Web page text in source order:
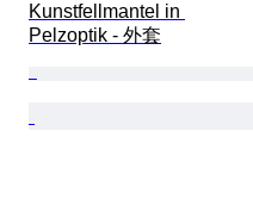
Kunstfellmantel in
Pelzoptik - 外套